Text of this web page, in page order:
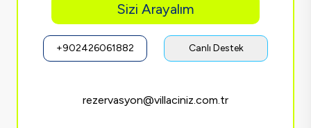
Sizi Arayalım
+902426061882 Canlı Destek
rezervasyon@villaciniz.com.tr